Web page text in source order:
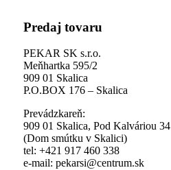
Predaj tovaru
PEKAR SK s.r.o.
Meňhartka 595/2
909 01 Skalica
P.O.BOX 176 – Skalica
Prevádzkareň:
909 01 Skalica, Pod Kalváriou 34
(Dom smútku v Skalici)
tel: +421 917 460 338
e-mail: pekarsi@centrum.sk